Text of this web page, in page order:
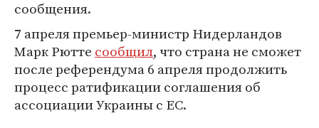
сообщения.
7 апреля премьер-министр Нидерландов
Марк Рютте сообщил, что страна не сможет
после референдума 6 апреля продолжить
процесс ратификации соглашения об
ассоциации Украины с ЕС.